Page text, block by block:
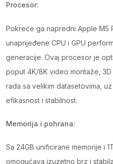
Procesor:
Pokreće ga napredni Apple M5
unaprijeđene CPU i GPU
generacije. Ovaj procesor je
poput 4K/8K video montaže,
rada sa velikim datasetovima,
efikasnost i stabilnost.
Memorija i pohrana:
Sa 24GB unificirane memorije i
omogućava izuzetno brz i